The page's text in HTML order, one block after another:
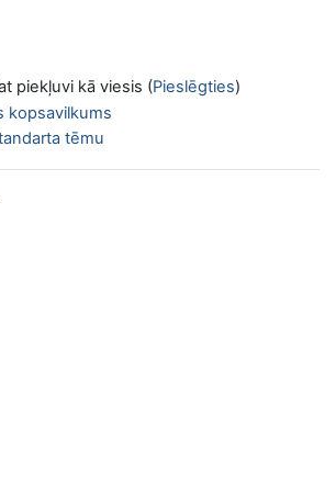
piekļuvi kā viesis (Pieslēgties)
kopsavilkums
tēmu